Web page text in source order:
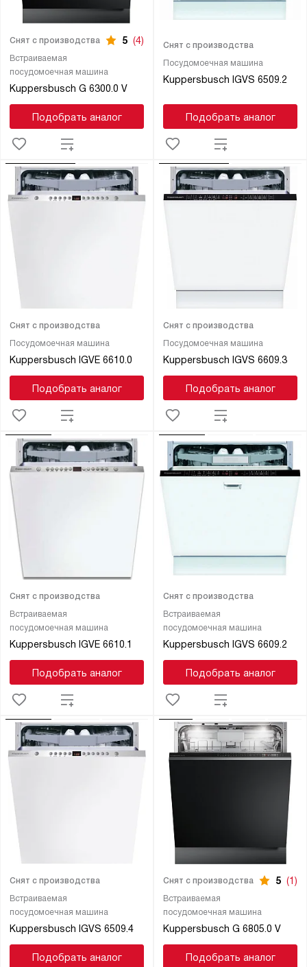
Встраиваемая
посудомоечная машина
Kuppersbusch G 6300.0 V
Снят с производства 5 (4)
Подобрать аналог
Посудомоечная машина
Kuppersbusch IGVS 6509.2
Снят с производства
Подобрать аналог
Посудомоечная машина
Kuppersbusch IGVE 6610.0
Снят с производства
Подобрать аналог
Посудомоечная машина
Kuppersbusch IGVS 6609.3
Снят с производства
Подобрать аналог
Встраиваемая
посудомоечная машина
Kuppersbusch IGVE 6610.1
Снят с производства
Подобрать аналог
Встраиваемая
посудомоечная машина
Kuppersbusch IGVS 6609.2
Снят с производства
Подобрать аналог
Встраиваемая
посудомоечная машина
Kuppersbusch IGVS 6509.4
Снят с производства
Подобрать аналог
Встраиваемая
посудомоечная машина
Kuppersbusch G 6805.0 V
Снят с производства 5 (1)
Подобрать аналог